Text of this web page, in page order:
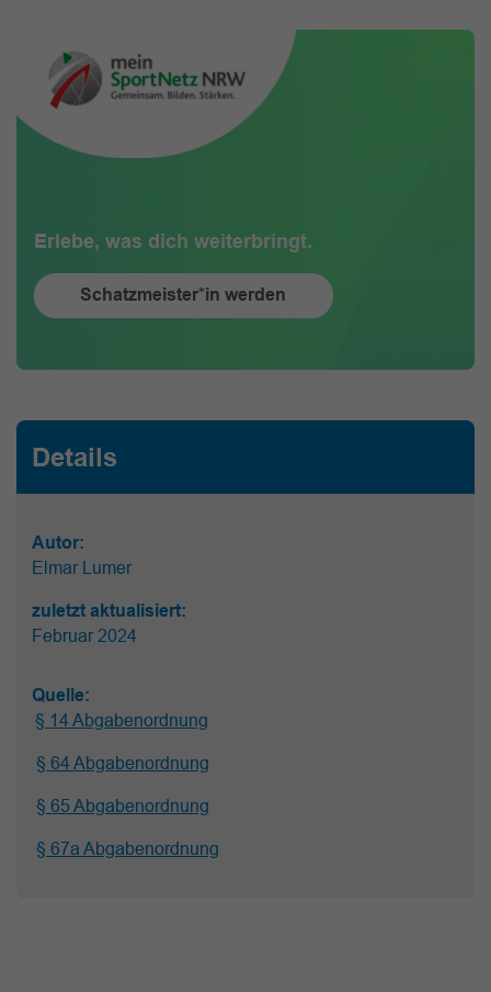
Erlebe, was dich weiterbringt.
Schatzmeister*in werden
Details
Autor:
Elmar Lumer
zuletzt aktualisiert:
Februar 2024
Quelle:
§ 14 Abgabenordnung
§ 64 Abgabenordnung
§ 65 Abgabenordnung
§ 67a Abgabenordnung